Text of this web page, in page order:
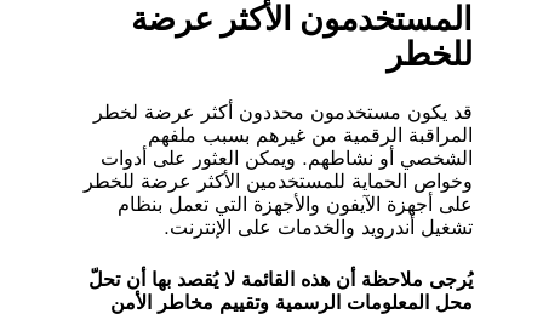
المستخدمون الأكثر عرضة
للخطر
قد يكون مستخدمون محددون أكثر عرضة لخطر
المراقبة الرقمية من غيرهم بسبب ملفهم
الشخصي أو نشاطهم. ويمكن العثور على أدوات
وخواص الحماية للمستخدمين الأكثر عرضة للخطر
على أجهزة الآيفون والأجهزة التي تعمل بنظام
تشغيل أندرويد والخدمات على الإنترنت.
يُرجى ملاحظة أن هذه القائمة لا يُقصد بها أن تحلّ
محل المعلومات الرسمية وتقييم مخاطر الأمن